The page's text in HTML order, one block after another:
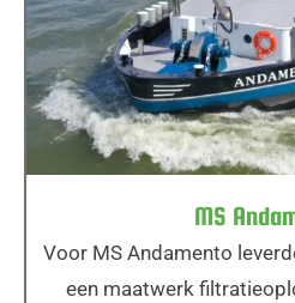
MS
MS
Voor MS Andamento
een maatwerk